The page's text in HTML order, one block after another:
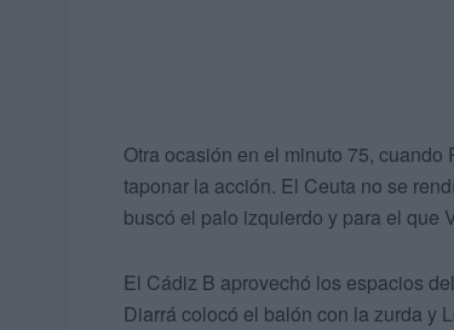
Otra ocasión en el minuto 75,
taponar la acción. El Ceuta no se
buscó el palo izquierdo y para el que
El Cádiz B aprovechó los espacios
Diarrá colocó el balón con la zurda y